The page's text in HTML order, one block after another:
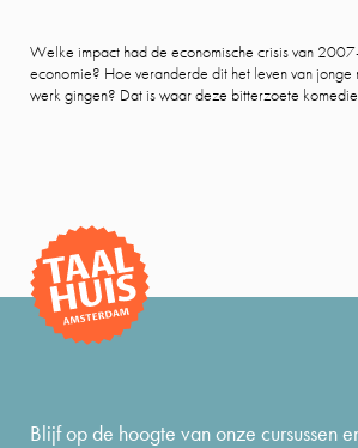
Welke impact had de economische crisis van
economie? Hoe veranderde dit het leven van jonge
werk gingen? Dat is waar deze bitterzoete
Blijf op de hoogte van onze cursussen